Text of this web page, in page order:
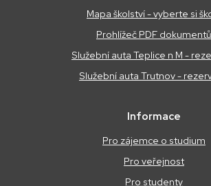
Mapa školství - vyberte si
Prohlížeč PDF dokumentů
Služební auta Teplice n M -
Služební auta Trutnov -
Informace
Pro zájemce o studium
Pro veřejnost
Pro studenty